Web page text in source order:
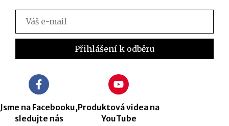
Jsme na Facebooku,
sledujte nás
Produktová videa na
YouTube